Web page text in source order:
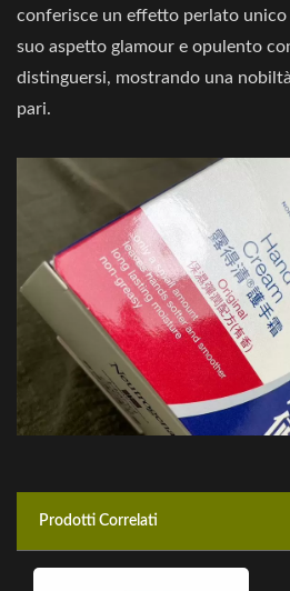
conferisce un effetto perlato
suo aspetto glamour e opulento
distinguersi, mostrando una
pari.
Prodotti Correlati